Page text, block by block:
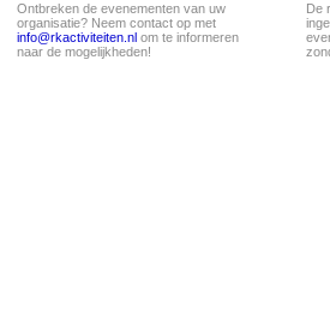
Ontbreken de evenementen van uw
organisatie? Neem contact op met
info@rkactiviteiten.nl om te informeren
naar de mogelijkheden!
De